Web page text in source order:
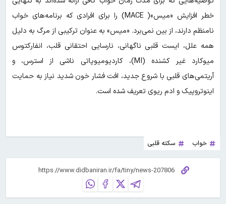
خطر افزایش «میس»( MACE) را برای افرادی که برنامه‌های خواب
نامنظم دارند، از بین نمی‌برد. «میس» به عنوان ترکیبی از مرگ به دلیل
همه علل، ایست قلبی ناگهانی، نارسایی احتقانی قلب، انفارکتوس
میوکارد غیر کشنده (MI)، کاردیومیوپاتی ناشی از استرس، و
آریتمی‌های قلبی با شروع جدید، افت فشار خون شدید نیاز به حمایت
اینوتروپیک و ادم ریوی تعریف شده است.
خواب سکته قلبی